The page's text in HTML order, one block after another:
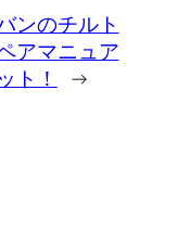
ンのチルト
アマニュア
ト！
→